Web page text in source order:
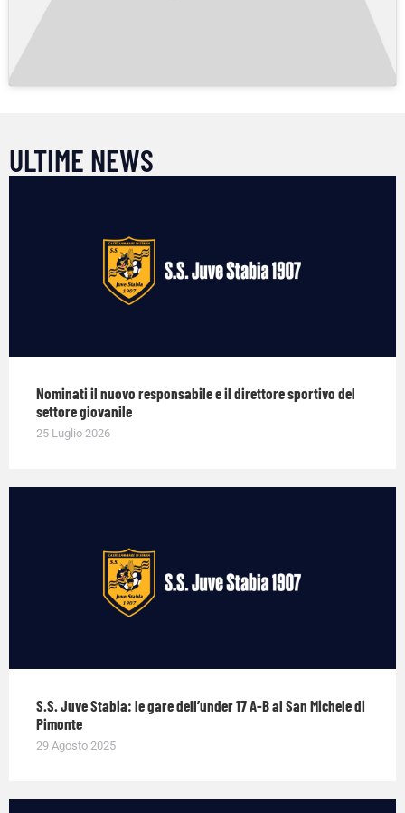
ULTIME NEWS
Nominati il nuovo responsabile e il direttore sportivo del
settore giovanile
25 Luglio 2026
S.S. Juve Stabia: le gare dell’under 17 A-B al San Michele di
Pimonte
29 Agosto 2025